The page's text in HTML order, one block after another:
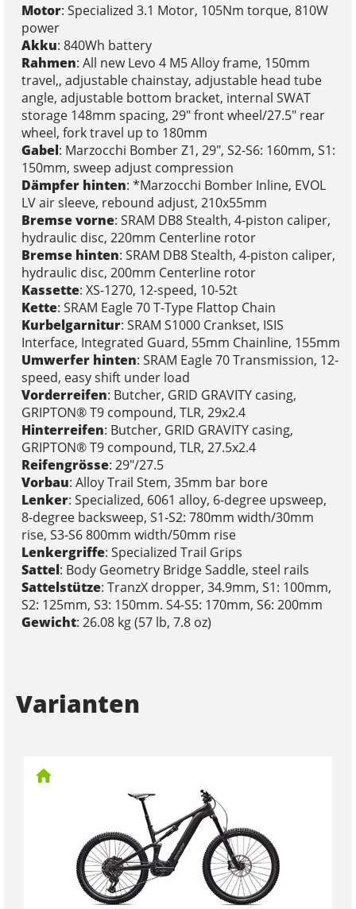
Motor: Specialized 3.1 Motor, 105Nm torque, 810W
power
Akku: 840Wh battery
Rahmen: All new Levo 4 M5 Alloy frame, 150mm
travel,, adjustable chainstay, adjustable head tube
angle, adjustable bottom bracket, internal SWAT
storage 148mm spacing, 29" front wheel/27.5" rear
wheel, fork travel up to 180mm
Gabel: Marzocchi Bomber Z1, 29", S2-S6: 160mm, S1:
150mm, sweep adjust compression
Dämpfer hinten: *Marzocchi Bomber Inline, EVOL
LV air sleeve, rebound adjust, 210x55mm
Bremse vorne: SRAM DB8 Stealth, 4-piston caliper,
hydraulic disc, 220mm Centerline rotor
Bremse hinten: SRAM DB8 Stealth, 4-piston caliper,
hydraulic disc, 200mm Centerline rotor
Kassette: XS-1270, 12-speed, 10-52t
Kette: SRAM Eagle 70 T-Type Flattop Chain
Kurbelgarnitur: SRAM S1000 Crankset, ISIS
Interface, Integrated Guard, 55mm Chainline, 155mm
Umwerfer hinten: SRAM Eagle 70 Transmission, 12-
speed, easy shift under load
Vorderreifen: Butcher, GRID GRAVITY casing,
GRIPTON® T9 compound, TLR, 29x2.4
Hinterreifen: Butcher, GRID GRAVITY casing,
GRIPTON® T9 compound, TLR, 27.5x2.4
Reifengrösse: 29"/27.5
Vorbau: Alloy Trail Stem, 35mm bar bore
Lenker: Specialized, 6061 alloy, 6-degree upsweep,
8-degree backsweep, S1-S2: 780mm width/30mm
rise, S3-S6 800mm width/50mm rise
Lenkergriffe: Specialized Trail Grips
Sattel: Body Geometry Bridge Saddle, steel rails
Sattelstütze: TranzX dropper, 34.9mm, S1: 100mm,
S2: 125mm, S3: 150mm. S4-S5: 170mm, S6: 200mm
Gewicht: 26.08 kg (57 lb, 7.8 oz)
Varianten